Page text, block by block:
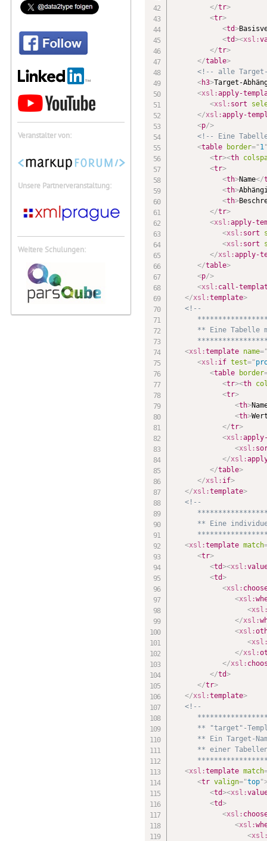
Veranstalter von:
Unsere Partnerveranstaltung:
Weitere Schulungen:
</tr>
<tr>
<td>
<td><xsl:
</tr>
</table>
<!-- alle Target-
<h3>Target-
<xsl:apply-
<xsl: sort
</xsl:apply-
<p/>
<!-- Eine
<table border="1
<tr><th
<tr>
<th>Name</
<th>
<th>
</tr>
<xsl:apply-
<xsl: sort
<xsl: sort
</xsl:apply-
</table>
<p/>
<xsl: call-
</xsl:template>
<!--
** Eine Tabelle
<xsl:template name=
<xsl: if test="
<table border
<tr><th
<tr>
<th>
<th>
</tr>
<xsl:
<xsl:
</xsl:
</table>
</xsl: if>
</xsl:template>
<!--
** Eine
<xsl:template match
<tr>
<td><xsl:
<td>
<xsl:
<xsl:
<
</xsl:
<xsl:
<
</xsl:
</xsl:
</td>
</tr>
</xsl:template>
<!--
** "target"-
** Ein Target-
** einer
<xsl:template match
<tr valign="top"
<td><xsl:
<td>
<xsl:
<xsl:
<